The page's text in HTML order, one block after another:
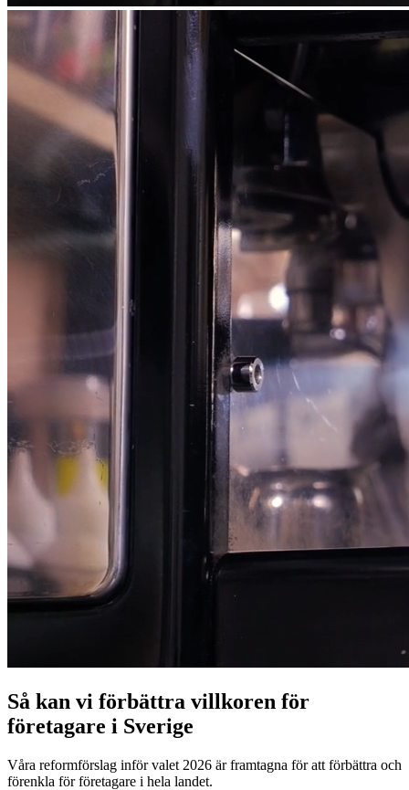
Så kan vi förbättra villkoren för
företagare i Sverige
Våra reformförslag inför valet 2026 är framtagna för att förbättra och
förenkla för företagare i hela landet.